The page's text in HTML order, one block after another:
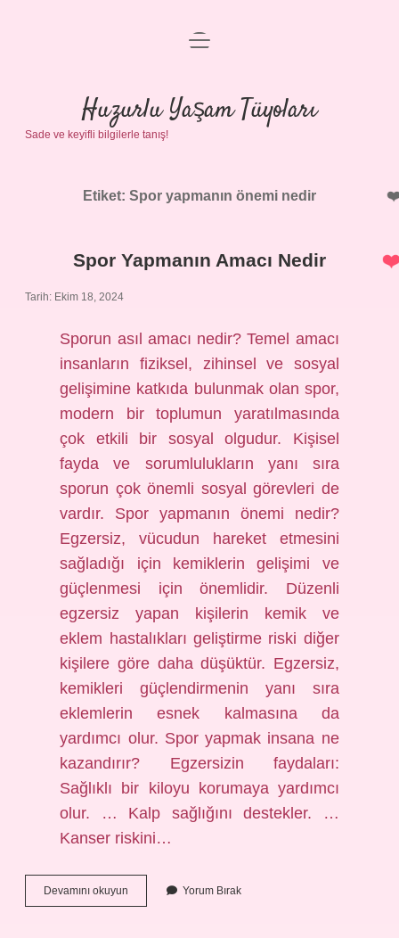
Anasayfa
Gizlilik Politikası
Yasal Uyarı
menüyü
Huzurlu Yaşam Tüyoları
Sade ve keyifli bilgilerle tanış!
Etiket: Spor yapmanın önemi nedir
Spor Yapmanın Amacı Nedir
Tarih: Ekim 18, 2024
Sporun asıl amacı nedir? Temel amacı
insanların fiziksel, zihinsel ve sosyal
gelişimine katkıda bulunmak olan spor,
modern bir toplumun yaratılmasında
çok etkili bir sosyal olgudur. Kişisel
fayda ve sorumlulukların yanı sıra
sporun çok önemli sosyal görevleri de
vardır. Spor yapmanın önemi nedir?
Egzersiz, vücudun hareket etmesini
sağladığı için kemiklerin gelişimi ve
güçlenmesi için önemlidir. Düzenli
egzersiz yapan kişilerin kemik ve
eklem hastalıkları geliştirme riski diğer
kişilere göre daha düşüktür. Egzersiz,
kemikleri güçlendirmenin yanı sıra
eklemlerin esnek kalmasına da
yardımcı olur. Spor yapmak insana ne
kazandırır? Egzersizin faydaları:
Sağlıklı bir kiloyu korumaya yardımcı
olur. … Kalp sağlığını destekler. …
Kanser riskini…
Devamını okuyun
Yapmanın
Yorum Bırak